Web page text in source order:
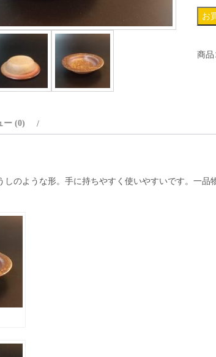
ぼ
小
お
商品
ー (0)
しのような形。手に持ちやすく使いやすいです。一品